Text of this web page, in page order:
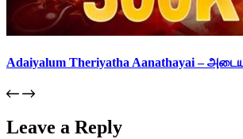
Adaiyalum Theriyatha Aanathayai –
Leave a Reply